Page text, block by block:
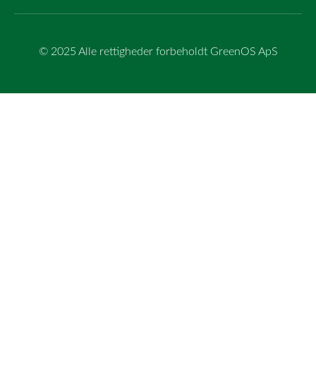
© 2025 Alle rettigheder forbeholdt GreenOS ApS